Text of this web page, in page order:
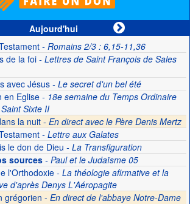
Aujourd'hui
- Romains 2/3 : 6,15-11,36
de la foi- Lettres de Saint François de Sales
avec Jésus- Le secret d'un bel été
Eglise- 18e semaine du Temps Ordinaire
Sixte II
la nuit - En direct avec le Père Denis Mertz
- Lettre aux Galates
le don de Dieu - La Transfiguration
sources- Paul et le Judaïsme 05
l'Orthodoxie- La théologie afirmative et la
d'après Denys L'Aéropagite
grégorien - En direct de l'abbaye Notre-Dame